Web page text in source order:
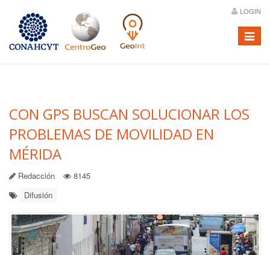
LOGIN
Menú
CON GPS BUSCAN SOLUCIONAR LOS
PROBLEMAS DE MOVILIDAD EN
MÉRIDA
Redacción
8145
Difusión